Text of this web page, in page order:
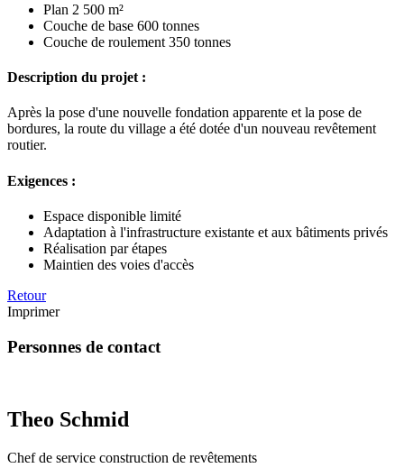
Plan 2 500 m²
Couche de base 600 tonnes
Couche de roulement 350 tonnes
Description du projet :
Après la pose d'une nouvelle fondation apparente et la pose de
bordures, la route du village a été dotée d'un nouveau revêtement
routier.
Exigences :
Espace disponible limité
Adaptation à l'infrastructure existante et aux bâtiments privés
Réalisation par étapes
Maintien des voies d'accès
Retour
Imprimer
Personnes de contact
Theo Schmid
Chef de service construction de revêtements